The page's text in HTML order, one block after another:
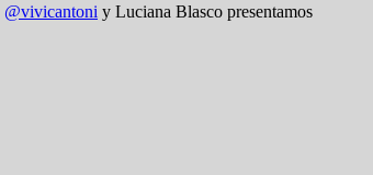
@vivicantoni y Luciana Blasco presentamos